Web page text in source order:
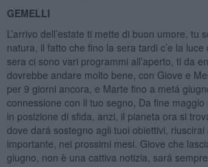
GEMELLI
L’arrivo dell’estate ti mette di buon umore, tu
natura, il fatto che fino la sera tardi c’e la
sera ci sono vari programmi all’aperto, ti da
dovrebbe andare molto bene, con Giove e
per 9 giorni ancora, e Marte fino a metá
connessione con il tuo segno, Da fine
in posizione di sfida, anzi, il pianeta ora si
dove dará sostegno agli tuoi obiettivi,
importante, nei prossimi mesi. Giove che
giugno, non è una cattiva notizia, sará